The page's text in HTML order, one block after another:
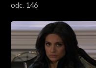
odc. 146